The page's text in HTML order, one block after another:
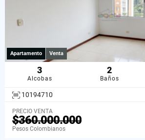
Apartamento Venta
3
Alcobas
2
Baños
10194710
PRECIO VENTA
$360.000.000
Pesos Colombianos